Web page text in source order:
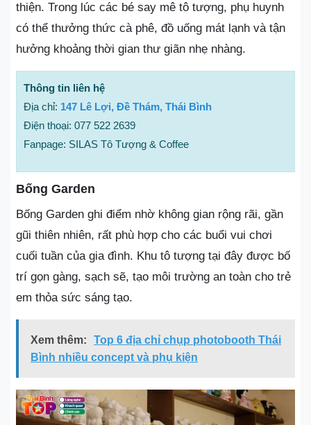
thiện. Trong lúc các bé say mê tô tượng, phụ huynh
có thể thưởng thức cà phê, đồ uống mát lạnh và tận
hưởng khoảng thời gian thư giãn nhẹ nhàng.
Thông tin liên hệ
Địa chỉ: 147 Lê Lợi, Đề Thám, Thái Bình
Điện thoại: 077 522 2639
Fanpage: SILAS Tô Tượng & Coffee
Bống Garden
Bống Garden ghi điểm nhờ không gian rộng rãi, gần
gũi thiên nhiên, rất phù hợp cho các buổi vui chơi
cuối tuần của gia đình. Khu tô tượng tại đây được bố
trí gọn gàng, sạch sẽ, tạo môi trường an toàn cho trẻ
em thỏa sức sáng tạo.
Xem thêm:
Top 6 địa chỉ chụp photobooth Thái
Bình nhiều concept và phụ kiện